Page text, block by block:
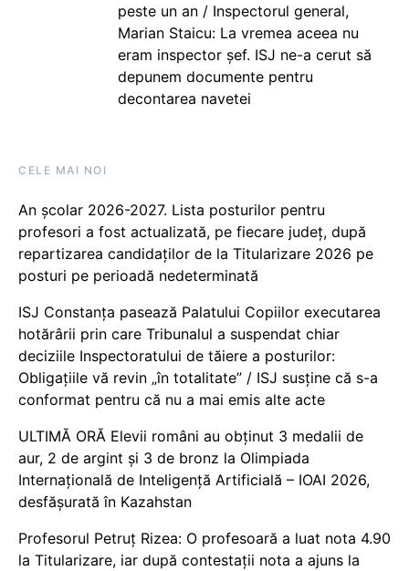
peste un an / Inspectorul general,
Marian Staicu: La vremea aceea nu
eram inspector șef. ISJ ne-a cerut să
depunem documente pentru
decontarea navetei
CELE MAI NOI
An școlar 2026-2027. Lista posturilor pentru
profesori a fost actualizată, pe fiecare județ, după
repartizarea candidaților de la Titularizare 2026 pe
posturi pe perioadă nedeterminată
ISJ Constanța pasează Palatului Copiilor executarea
hotărârii prin care Tribunalul a suspendat chiar
deciziile Inspectoratului de tăiere a posturilor:
Obligațiile vă revin „în totalitate” / ISJ susține că s-a
conformat pentru că nu a mai emis alte acte
ULTIMĂ ORĂ Elevii români au obținut 3 medalii de
aur, 2 de argint și 3 de bronz la Olimpiada
Internațională de Inteligență Artificială – IOAI 2026,
desfășurată în Kazahstan
Profesorul Petruț Rizea: O profesoară a luat nota 4.90
la Titularizare, iar după contestații nota a ajuns la